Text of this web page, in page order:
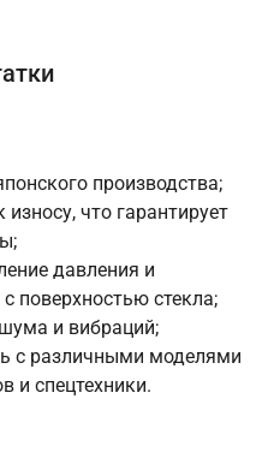
производства;
что гарантирует
давления и
поверхностью стекла;
и вибраций;
с различными моделями
и спецтехники.